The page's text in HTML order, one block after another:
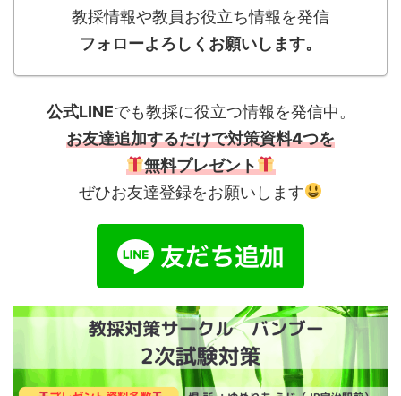
教採情報や教員お役立ち情報を発信
フォローよろしくお願いします。
公式LINEでも教採に役立つ情報を発信中。
お友達追加するだけで対策資料4つを
無料プレゼント
ぜひお友達登録をお願いします